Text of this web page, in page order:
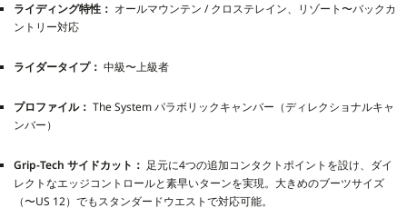
ライディング特性： オールマウンテン / クロステレイン、リゾート〜バックカ
ントリー対応
ライダータイプ： 中級〜上級者
プロファイル： The System パラボリックキャンバー（ディレクショナルキャ
ンバー）
Grip-Tech サイドカット： 足元に4つの追加コンタクトポイントを設け、ダイ
レクトなエッジコントロールと素早いターンを実現。大きめのブーツサイズ
（〜US 12）でもスタンダードウエストで対応可能。